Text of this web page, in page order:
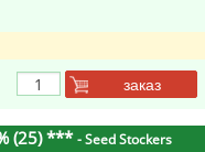
заказ
(25) ***- Seed Stockers